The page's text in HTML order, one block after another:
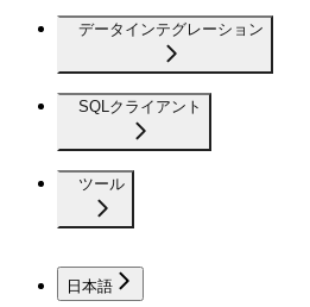
データインテグレーション
SQLクライアント
ツール
日本語